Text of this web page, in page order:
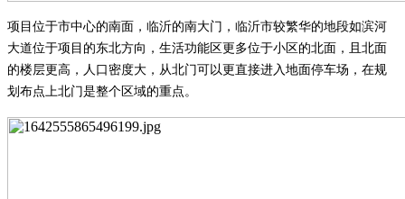
项目位于市中心的南面，临沂的南大门，临沂市较繁华的地段如滨河
大道位于项目的东北方向，生活功能区更多位于小区的北面，且北面
的楼层更高 ， 人口密度大，从北门可以更直接进入地面停车场，在规
划布点上北门是整个区域的重点。